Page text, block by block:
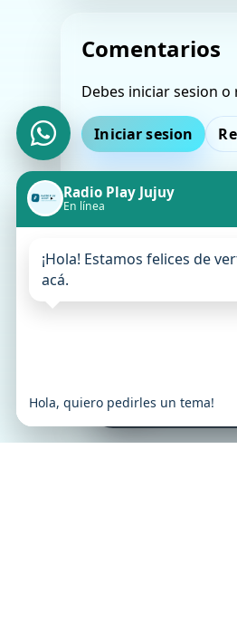
Comentarios
Debes iniciar sesion
Iniciar sesion
Todavia no hay
En vivo
Radio Play Jujuy
En línea
¡Hola! Estamos felices de
acá.